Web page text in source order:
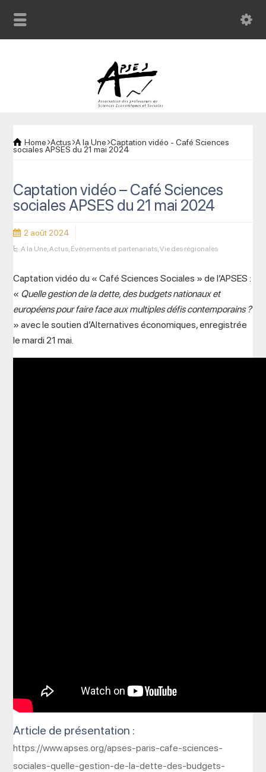
Home Actus A la Une Captation vidéo - Café Sciences
sociales APSES du 21 mai 2024
Captation vidéo – Café Sciences
sociales APSES du 21 mai 2024
2 août 2024
A la Une,Actus, Événements et partenariats,Vie des régionales
Captation vidéo du « Café Sciences Sociales » de l’APSES :
« Quelle gestion de la dette, des budgets nationaux et
européens pour faire face aux multiples défis contemporains ?
» avec le soutien d’Alternatives économiques, enregistrée
le mardi 21 mai.
Article de présentation :
https://www.apses.org/apses-paris-cafe-sciences-
sociales-quelle-gestion-de-la-dette-des-budgets-